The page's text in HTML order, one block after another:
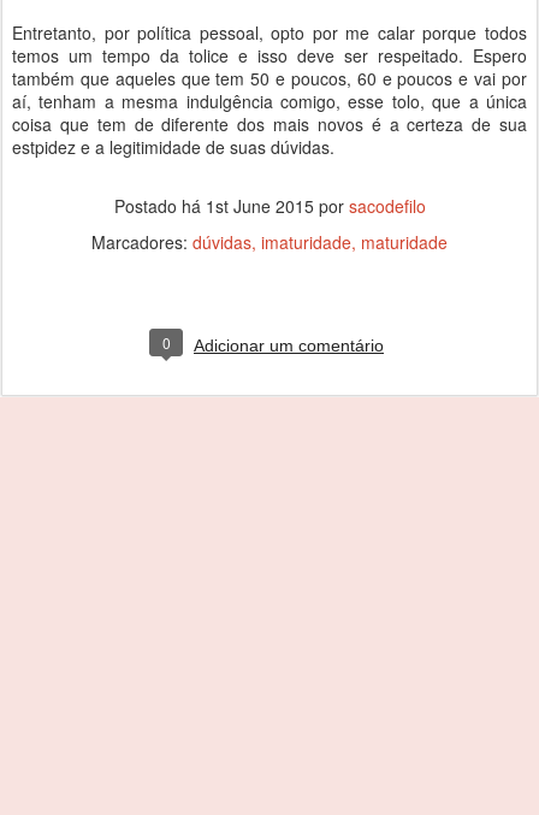
Entretanto, por política pessoal, opto por me calar porque todos
temos um tempo da tolice e isso deve ser respeitado. Espero
também que aqueles que tem 50 e poucos, 60 e poucos e vai por
aí, tenham a mesma indulgência comigo, esse tolo, que a única
coisa que tem de diferente dos mais novos é a certeza de sua
estpidez e a legitimidade de suas dúvidas.
Postado há 1st June 2015por sacodefilo
Marcadores: dúvidas imaturidade maturidade
0 Adicionar um comentário